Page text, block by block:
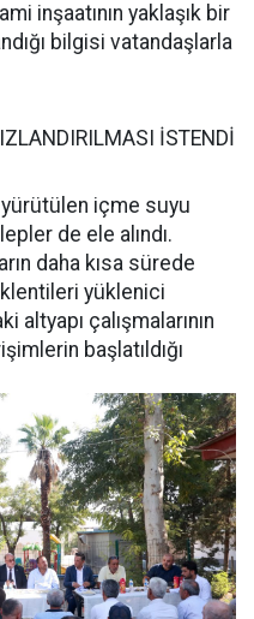
inşaatının yaklaşık bir
bilgisi vatandaşlarla
İSTENDİ
yürütülen içme suyu
de ele alındı.
daha kısa sürede
yüklenici
çalışmalarının
başlatıldığı